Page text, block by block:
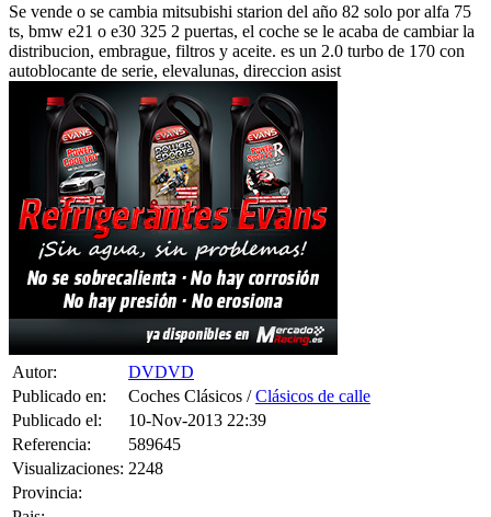
Se vende o se cambia mitsubishi starion del año 82 solo por alfa 75
ts, bmw e21 o e30 325 2 puertas, el coche se le acaba de cambiar la
distribucion, embrague, filtros y aceite. es un 2.0 turbo de 170 con
autoblocante de serie, elevalunas, direccion asist
Autor:
DVDVD
Publicado en:
Coches Clásicos /Clásicos de calle
Publicado el:
10-Nov-2013 22:39
Referencia:
589645
Visualizaciones: 2248
Provincia: